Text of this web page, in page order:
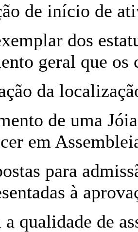
de início de
dos
geral que os
da
de uma
em
para
à
a qualidade de